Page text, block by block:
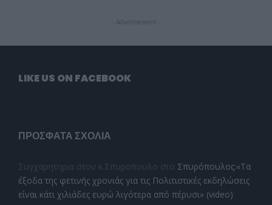
- Advertisement -
LIKE US ON FACEBOOK
ΠΡΌΣΦΑΤΑ ΣΧΌΛΙΑ
Συγχαρητηρια στον κ.Σπυροπουλο στο Σπυρόπουλος:«Τα
έξοδα της φετινής χρονιάς για τις Πολιτιστικές εκδηλώσεις
είναι κάτι χιλιάδες ευρώ λιγότερα από πέρυσι» (video)